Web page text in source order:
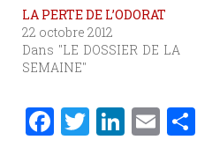
LA PERTE DE L’ODORAT
22 octobre 2012
Dans "LE DOSSIER DE LA
SEMAINE"
F T Li E